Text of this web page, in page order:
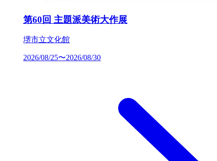
第60回 主題派美術大作展
堺市立文化館
2026/08/25〜2026/08/30